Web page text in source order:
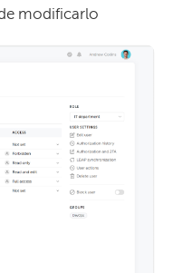
modificarlo